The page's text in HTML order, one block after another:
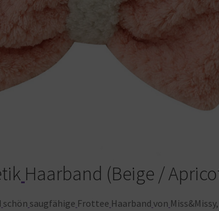
Haarband (Beige /
schön saugfähige Frottee Haarband von